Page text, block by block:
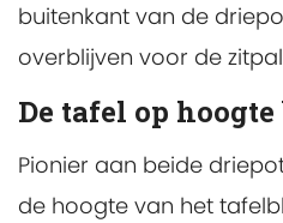
buitenkant van de
overblijven voor de
De tafel op
Pionier aan beide
de hoogte van het